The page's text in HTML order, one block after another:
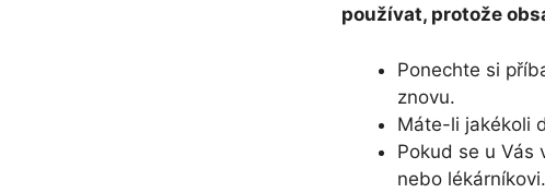
používat, protože
Ponechte si
znovu.
Máte-li jakékoli
Pokud se u Vás
nebo